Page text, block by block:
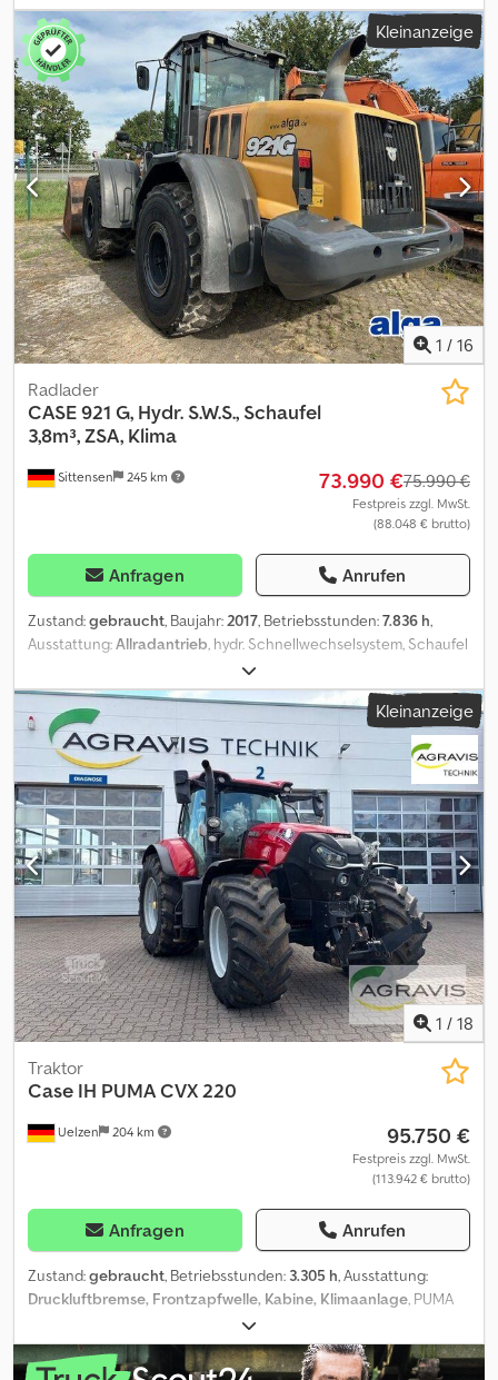
Tieflöffel m. Zähne 600 mm, Beleuchtung, Kabine, Radio, Heizung,
Klimaanlage, Fahrzeug kann mit Werbung beklebt und/oder
beschriftet sein Dsdjzr S Stopfx Apcekr SI86784 Unser Angebot
ist generell ohne neue TÜV-Abnahme. Falls neue TÜV-Abnahme
erwünscht, unterbreiten wir Ihnen gerne ein Angebot unserer
Partnerwerkstätten! Fahrzeug kann mit Werbung beklebt
und/oder beschriftet sein. Es gelten unsere allgemeinen Liefer-
und Zahlungsbedingungen. Gerne erstellen wir Ihnen für dieses
Objekt ein Finanzierungs- oder Leasingangebot. Bitte sprechen
Sie uns an!
Kleinanzeige
1 / 16
Sittensen 245 km
Radlader
CASE921 G, Hydr. S.W.S., Schaufel
3,8m³, ZSA, Klima
73.990 €75.990 €
Festpreis zzgl. MwSt.
(88.048 € brutto)
Anfragen Anrufen
Zustand:gebraucht, Baujahr: 2017, Betriebsstunden:7.836 h,
Ausstattung:Allradantrieb , hydr. Schnellwechselsystem, Schaufel
ca. 3.8 cbm, Zentralschmieranlage, Klimaanlage, Kamera, Fahrzeug
kann mit Werbung beklebt und/oder beschriftet sein SI86045
Dodpfsw A Utqjx Apcjkr Unser Angebot ist generell ohne neue
TÜV-Abnahme. Falls neue TÜV-Abnahme erwünscht, unterbreiten
wir Ihnen gerne ein Angebot unserer Partnerwerkstätten!
Fahrzeug kann mit Werbung beklebt und/oder beschriftet sein.
Es gelten unsere allgemeinen Liefer- und Zahlungsbedingungen.
Gerne erstellen wir Ihnen für dieses Objekt ein Finanzierungs-
oder Leasingangebot. Bitte sprechen Sie uns an!
Kleinanzeige
1 / 18
Uelzen 204 km
Traktor
Case IH PUMA CVX 220
95.750 €
Festpreis zzgl. MwSt.
(113.942 € brutto)
Anfragen Anrufen
Zustand:gebraucht, Betriebsstunden: 3.305 h, Ausstattung:
Druckluftbremse, Frontzapfwelle, Kabine, Klimaanlage, PUMA
CVX 220 0010 Gebr. Case Puma 220 CVX 0020 FG.-Nr. 0030
Baujahr 2022 0040 0050 Ausstattung: 0060 6-Zylinder FPT 6-
Zylinder Motor 0070 Stufenloses Getriebe 0080 Kabine mit